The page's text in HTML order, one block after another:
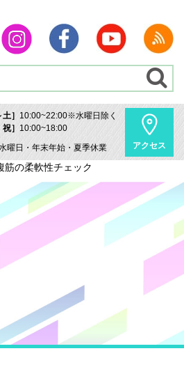
土］ 10:00~22:00※水曜日除く
祝］ 10:00~18:00
曜日・年末年始・夏季休業 アクセス
筋の柔軟性チェック